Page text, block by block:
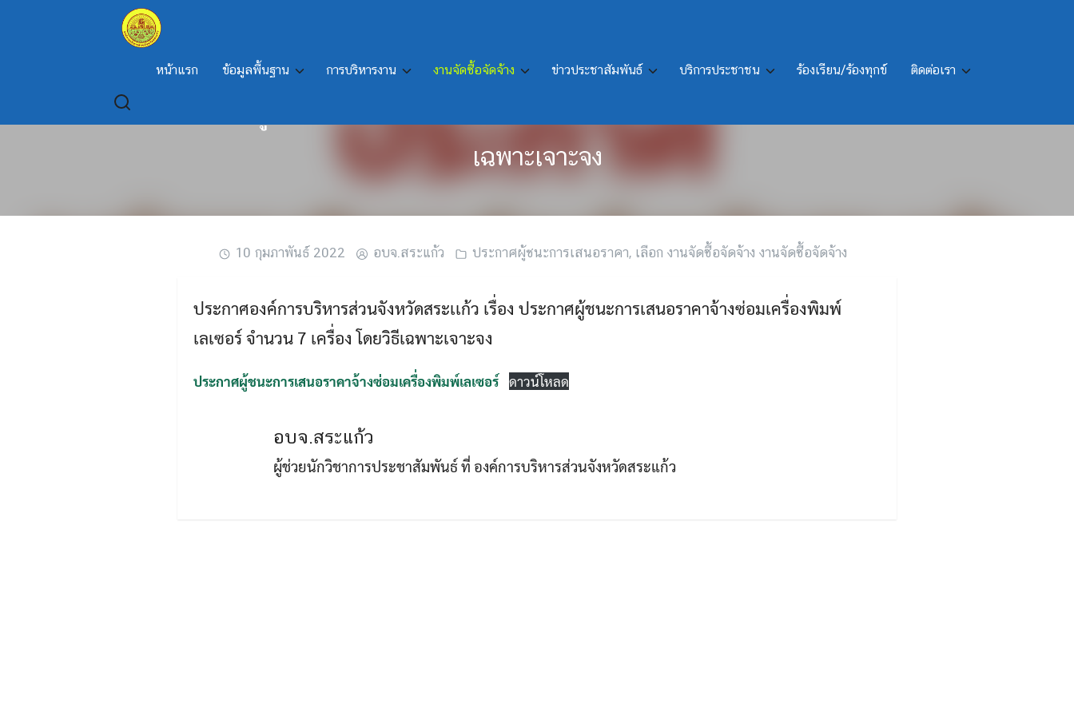
หน้าแรก ข้อมูลพื้นฐาน การบริหารงาน งานจัดซื้อจัดจ้าง ข่าวประชาสัมพันธ์ บริการประชาชน ร้องเรียน/ร้องทุกข์ ติดต่อเรา
เรื่อง ประกาศผู้ชนะการเสนอราคาจ้างซ่อมเครื่องพิมพ์เลเซอร์ จำนวน 7 เครื่อง โดยวิธี
เฉพาะเจาะจง
10 กุมภาพันธ์ 2022 อบจ.สระแก้ว ประกาศผู้ชนะการเสนอราคา, เลือก งานจัดซื้อจัดจ้าง งานจัดซื้อจัดจ้าง
ประกาศองค์การบริหารส่วนจังหวัดสระเเก้ว เรื่อง ประกาศผู้ชนะการเสนอราคาจ้างซ่อมเครื่องพิมพ์
เลเซอร์ จำนวน 7 เครื่อง โดยวิธีเฉพาะเจาะจง
ประกาศผู้ชนะการเสนอราคาจ้างซ่อมเครื่องพิมพ์เลเซอร์ ดาวน์โหลด
อบจ.สระแก้ว
ผู้ช่วยนักวิชาการประชาสัมพันธ์ ที่ องค์การบริหารส่วนจังหวัดสระแก้ว